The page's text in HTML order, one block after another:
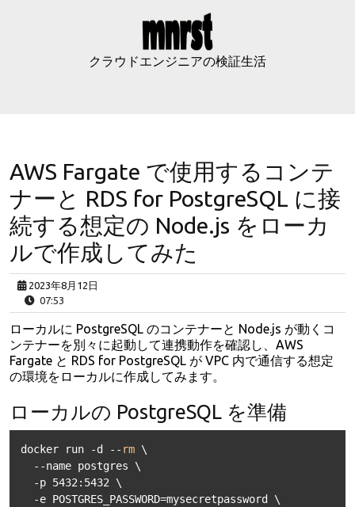
クラウドエンジニアの検証生活
AWS Fargate で使用するコンテ
ナーと RDS for PostgreSQL に接
続する想定の Node.js をローカ
ルで作成してみた
2023年8月12日
07:53
ローカルに PostgreSQL のコンテナーと Node.js が動くコ
ンテナーを別々に起動して連携動作を確認し、AWS
Fargate と RDS for PostgreSQL が VPC 内で通信する想定
の環境をローカルに作成してみます。
ローカルの PostgreSQL を準備
docker run -d -- rm \